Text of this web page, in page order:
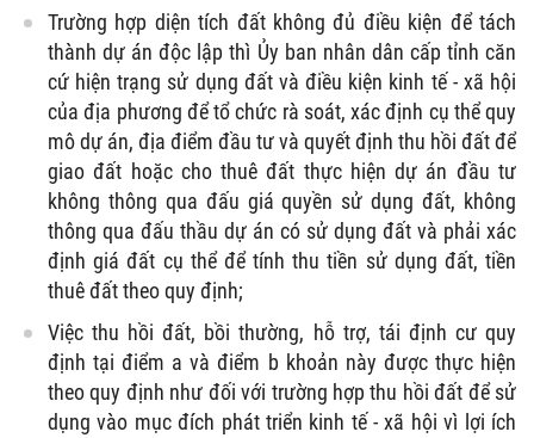
Trường hợp diện tích đất không đủ điều kiện để tách
thành dự án độc lập thì Ủy ban nhân dân cấp tỉnh căn
cứ hiện trạng sử dụng đất và điều kiện kinh tế - xã hội
của địa phương để tổ chức rà soát, xác định cụ thể quy
mô dự án, địa điểm đầu tư và quyết định thu hồi đất để
giao đất hoặc cho thuê đất thực hiện dự án đầu tư
không thông qua đấu giá quyền sử dụng đất, không
thông qua đấu thầu dự án có sử dụng đất và phải xác
định giá đất cụ thể để tính thu tiền sử dụng đất, tiền
thuê đất theo quy định;
Việc thu hồi đất, bồi thường, hỗ trợ, tái định cư quy
định tại điểm a và điểm b khoản này được thực hiện
theo quy định như đối với trường hợp thu hồi đất để sử
dụng vào mục đích phát triển kinh tế - xã hội vì lợi ích